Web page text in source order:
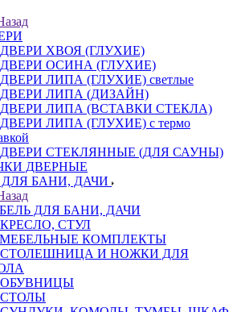
ДВЕРИ ХВОЯ (ГЛУХИЕ)
ДВЕРИ ОСИНА (ГЛУХИЕ)
ДВЕРИ ЛИПА (ГЛУХИЕ) светлые
ДВЕРИ ЛИПА (ДИЗАЙН)
ДВЕРИ ЛИПА (ВСТАВКИ СТЕКЛА)
ДВЕРИ ЛИПА (ГЛУХИЕ) с термо
ДВЕРИ СТЕКЛЯННЫЕ (ДЛЯ САУНЫ)
ДВЕРНЫЕ
БАНИ, ДАЧИ
ДЛЯ БАНИ, ДАЧИ
КРЕСЛО, СТУЛ
МЕБЕЛЬНЫЕ КОМПЛЕКТЫ
СТОЛЕШНИЦА И НОЖКИ ДЛЯ
ОБУВНИЦЫ
СТОЛЫ